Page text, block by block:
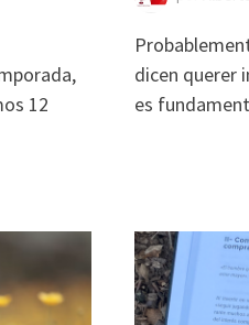
12
dicen querer
es